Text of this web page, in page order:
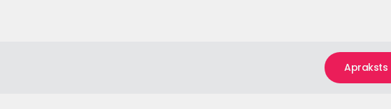
Apraksts